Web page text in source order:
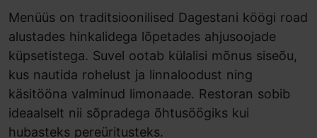
Menüüs on traditsioonilised Dagestani köögi road
alustades hinkalidega lõpetades ahjusoojade
küpsetistega. Suvel ootab külalisi mõnus siseõu,
kus nautida rohelust ja linnaloodust ning
käsitööna valminud limonaade. Restoran sobib
ideaalselt nii sõpradega õhtusöögiks kui
hubasteks pereüritusteks.